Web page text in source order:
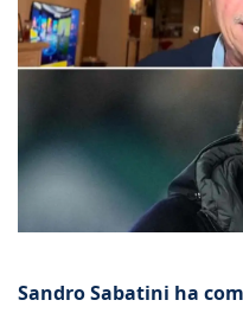
Sandro Sabatini ha